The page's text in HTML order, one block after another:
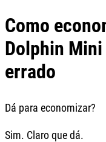
Como
Dolphin
errado
Dá para economizar?
Sim. Claro que dá.